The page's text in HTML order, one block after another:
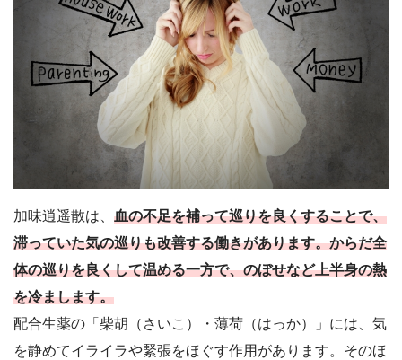
加味逍遥散は、 血の不足を補って巡りを良くすることで、
滞っていた気の巡りも改善する働きがあります。からだ全
体の巡りを良くして温める一方で、のぼせなど上半身の熱
を冷まします。
配合生薬の「柴胡（さいこ）・薄荷（はっか）」には、気
を静めてイライラや緊張をほぐす作用があります。そのほ